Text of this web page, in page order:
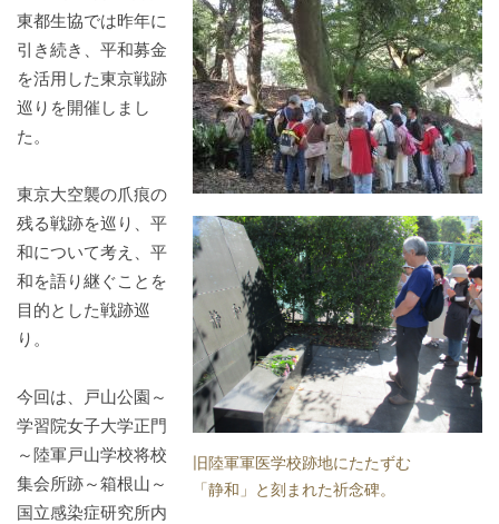
旧陸軍軍医学校跡地にたたずむ
「静和」と刻まれた祈念碑。
東都生協では昨年に
引き続き、平和募金
を活用した東京戦跡
巡りを開催しまし
た。
東京大空襲の爪痕の
残る戦跡を巡り、平
和について考え、平
和を語り継ぐことを
目的とした戦跡巡
り。
今回は、戸山公園～
学習院女子大学正門
～陸軍戸山学校将校
集会所跡～箱根山～
国立感染症研究所内